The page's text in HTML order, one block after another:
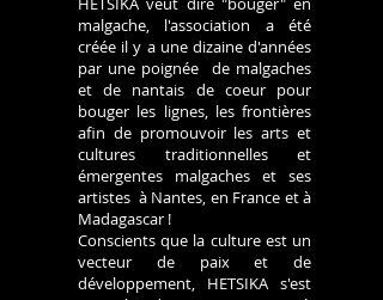
malgache, l'association a été
créée il y a une dizaine d'années
par une poignée de malgaches
et de nantais de coeur pour
bouger les lignes, les frontières
afin de promouvoir les arts et
cultures traditionnelles et
émergentes malgaches et ses
artistes à Nantes, en France et à
Madagascar !
Conscients que la culture est un
vecteur de paix et de
développement, HETSIKA s'est